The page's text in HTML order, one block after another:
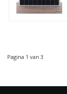
Pagina 1 van 3